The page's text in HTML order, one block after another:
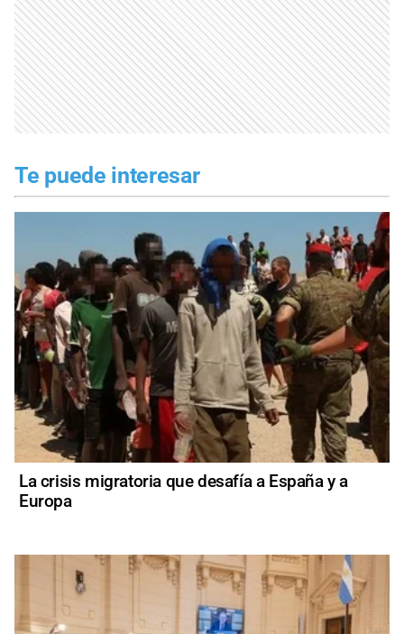
Te puede interesar
La crisis migratoria que desafía a España y a
Europa